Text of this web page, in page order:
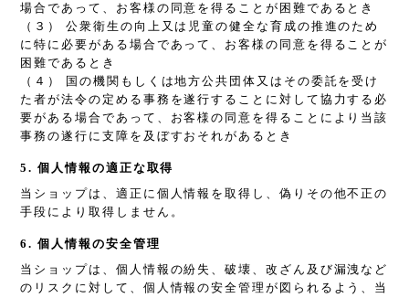
場合であって、お客様の同意を得ることが困難であるとき
（３） 公衆衛生の向上又は児童の健全な育成の推進のため
に特に必要がある場合であって、お客様の同意を得ることが
困難であるとき
（４） 国の機関もしくは地方公共団体又はその委託を受け
た者が法令の定める事務を遂行することに対して協力する必
要がある場合であって、お客様の同意を得ることにより当該
事務の遂行に支障を及ぼすおそれがあるとき
5. 個人情報の適正な取得
当ショップは、適正に個人情報を取得し、偽りその他不正の
手段により取得しません。
6. 個人情報の安全管理
当ショップは、個人情報の紛失、破壊、改ざん及び漏洩など
のリスクに対して、個人情報の安全管理が図られるよう、当